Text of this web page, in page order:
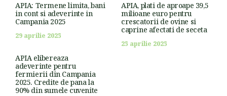
APIA: Termene limita, bani
in cont si adeverinte in
Campania 2025
29 aprilie 2025
APIA, plati de aproape 39,5
milioane euro pentru
crescatorii de ovine si
caprine afectati de seceta
25 aprilie 2025
APIA elibereaza
adeverinte pentru
fermierii din Campania
2025. Credite de pana la
90% din sumele cuvenite